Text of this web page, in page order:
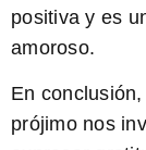
positiva y es
amoroso.
En
prójimo nos